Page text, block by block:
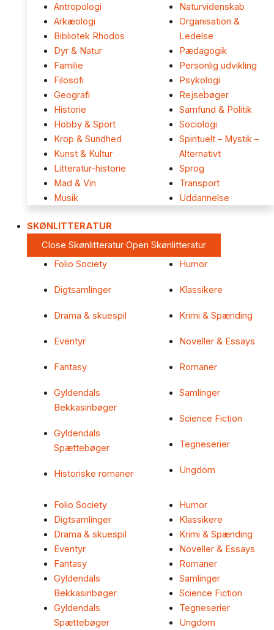
Antropologi
Arkæologi
Bibliotek Rhodos
Dyr & Natur
Familie
Filosofi
Geografi
Historie
Hobby & Sport
Krop & Sundhed
Kunst & Kultur
Litteratur-historie
Mad & Vin
Musik
Naturvidenskab
Organisation &
Ledelse
Pædagogik
Personlig udvikling
Psykologi
Rejsebøger
Samfund & Politik
Sociologi
Spirituelt – Mystik –
Alternativt
Sprog
Transport
Uddannelse
SKØNLITTERATUR
Close Skønlitteratur Open Skønlitteratur
Folio Society
Digtsamlinger
Drama & skuespil
Eventyr
Fantasy
Gyldendals
Bekkasinbøger
Gyldendals
Spættebøger
Historiske romaner
Humor
Klassikere
Krimi & Spænding
Noveller & Essays
Romaner
Samlinger
Science Fiction
Tegneserier
Ungdom
Folio Society
Digtsamlinger
Drama & skuespil
Eventyr
Fantasy
Gyldendals
Bekkasinbøger
Gyldendals
Spættebøger
Humor
Klassikere
Krimi & Spænding
Noveller & Essays
Romaner
Samlinger
Science Fiction
Tegneserier
Ungdom